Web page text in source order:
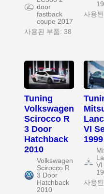
door
fastback
coupe 2017
사용된 부품: 38
사용
Tuning
Volkswagen
Scirocco R
3 Door
Hatchback
2010
Volkswagen
Scirocco R
3 Door
Hatchback
2010
VI
1999
VI
사용